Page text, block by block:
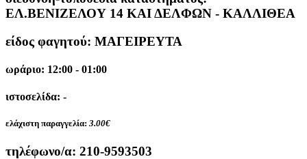
ΕΛ.ΒΕΝΙΖΕΛΟΥ 14 ΚΑΙ ΔΕΛΦΩΝ - ΚΑΛΛΙΘΕΑ
είδος φαγητού: ΜΑΓΕΙΡΕΥΤΑ
ωράριο: 12:00 - 01:00
ιστοσελίδα: -
ελάχιστη παραγγελία: 3.00€
τηλέφωνο/α: 210-9593503